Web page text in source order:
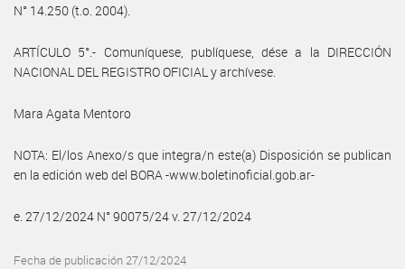
N° 14.250 (t.o. 2004).
ARTÍCULO 5°.- Comuníquese, publíquese, dése a la DIRECCIÓN
NACIONAL DEL REGISTRO OFICIAL y archívese.
Mara Agata Mentoro
NOTA: El/los Anexo/s que integra/n este(a) Disposición se publican
en la edición web del BORA -www.boletinoficial.gob.ar-
e. 27/12/2024 N° 90075/24 v. 27/12/2024
Fecha de publicación 27/12/2024